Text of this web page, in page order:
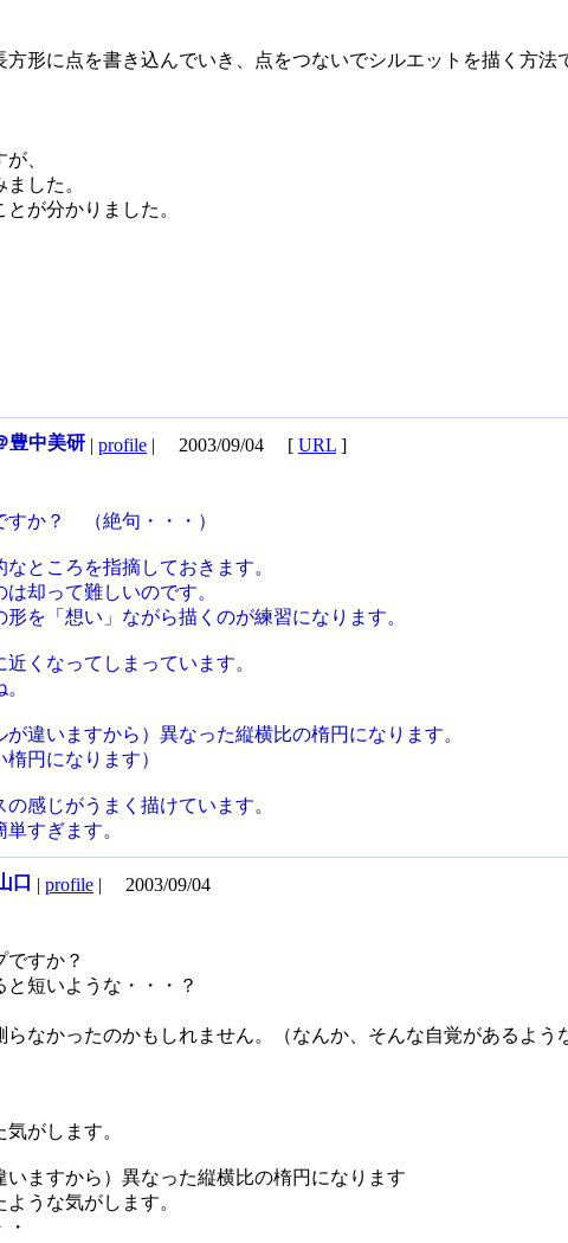
形に点を書き込んでいき、点をつないでシルエットを描く方法
、
した。
が分かりました。
豊中美研 | profile | 2003/09/04 [ URL ]
すか？ （絶句・・・）
ところを指摘しておきます。
却って難しいのです。
を「想い」ながら描くのが練習になります。
くなってしまっています。
違いますから）異なった縦横比の楕円になります。
円になります）
感じがうまく描けています。
すぎます。
口 | profile |
2003/09/04
ですか？
短いような・・・？
なかったのかもしれません。（なんか、そんな自覚があるよう
がします。
ますから）異なった縦横比の楕円になります
うな気がします。